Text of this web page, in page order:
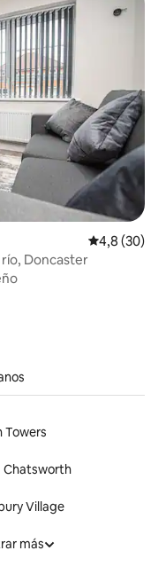
Calificación
4,8 (30)
Doncaster
Towers
Chatsworth
Village
más